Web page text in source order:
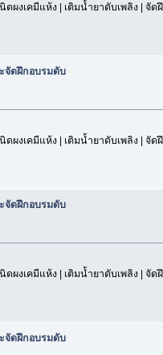
ผงเคมีแห้ง | เติมน้ำยาดับเพลิง | จัด
จัดฝึกอบรมดับ
ผงเคมีแห้ง | เติมน้ำยาดับเพลิง | จัด
จัดฝึกอบรมดับ
ผงเคมีแห้ง | เติมน้ำยาดับเพลิง | จัด
จัดฝึกอบรมดับ